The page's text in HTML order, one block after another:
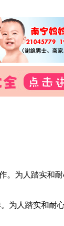
为人踏实和
为人踏实和耐